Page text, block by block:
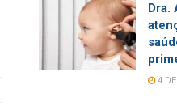
Dra.
4 DE